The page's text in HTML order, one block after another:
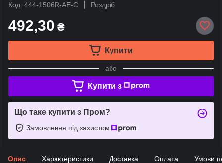
Код: 444-1506R-AE-C
Роздріб
492,30 ₴
Купити
або
Купити з
Що таке купити з Пром?
Замовлення під захистом
Опис Характеристики Доставка Оплата Умови